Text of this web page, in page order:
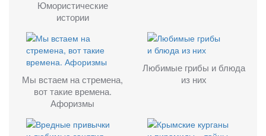
Юмористические
истории
Мы встаем на стремена,
вот такие времена.
Афоризмы
Любимые грибы и блюда
из них